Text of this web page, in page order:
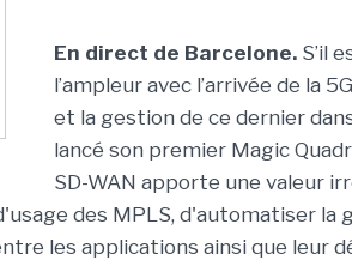
En direct de Barcelone. S’il
l’ampleur avec l’arrivée de la
et la gestion de ce dernier
lancé son premier Magic
SD-WAN apporte une valeur
des MPLS, d'automatiser la
les applications ainsi que leur